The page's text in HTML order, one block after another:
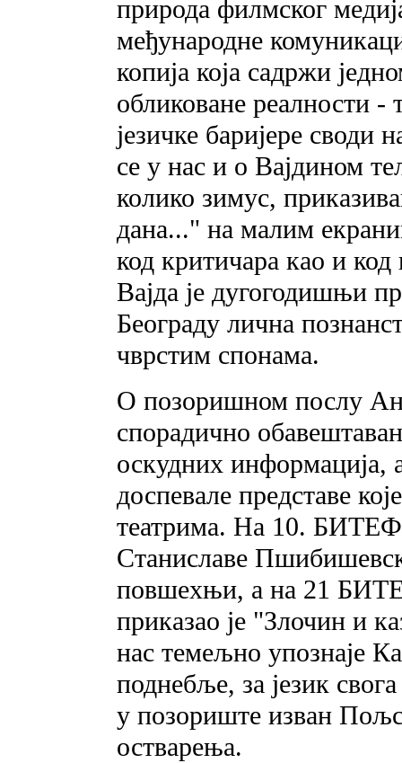
природа филмског
међународне
копија која садржи
обликоване реалности -
језичке баријере своди
се у нас и о Вајдином
колико зимус,
дана..." на малим
код критичара као и
Вајда је дугогодишњи
Београду лична
чврстим спонама.
O позоришном послу
спорадично
оскудних информација,
доспевале представе
театрима. На 10.
Станиславе
повшехњи, а на 21
приказао је "Злочин и
нас темељно упознаје
поднебље, за језик
у позориште изван
остварења.